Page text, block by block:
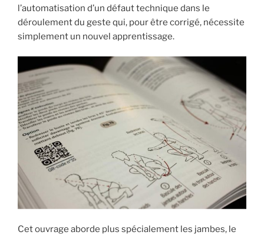
l’automatisation d’un défaut technique dans le
déroulement du geste qui, pour être corrigé, nécessite
simplement un nouvel apprentissage.
Cet ouvrage aborde plus spécialement les jambes, le